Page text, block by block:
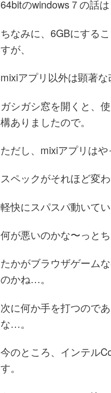
64bitのwindows７の話
ちなみに、6GBにする
すが、
mixiアプリ以外は顕著
ガシガシ窓を開くと、
構ありましたので。
ただし、mixiアプリは
スペックがそれほど変
軽快にスパスパ動いて
何が悪いのかな〜っと
たかがブラウザゲーム
のかね…。
次に何か手を打つので
な…。
今のところ、インテル
す。